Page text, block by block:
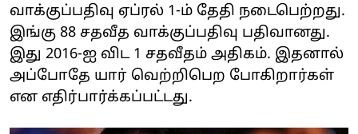
வாக்குப்பதிவு ஏப்ரல் 1-ம் தேதி நடைபெற்றது.
இங்கு 88 சதவீத வாக்குப்பதிவு பதிவானது.
இது 2016-ஐ விட 1 சதவீதம் அதிகம். இதனால்
அப்போதே யார் வெற்றிபெற போகிறார்கள்
என எதிர்பார்க்கப்பட்டது.